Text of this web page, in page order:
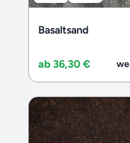
Basaltsand
ab 36,30 €